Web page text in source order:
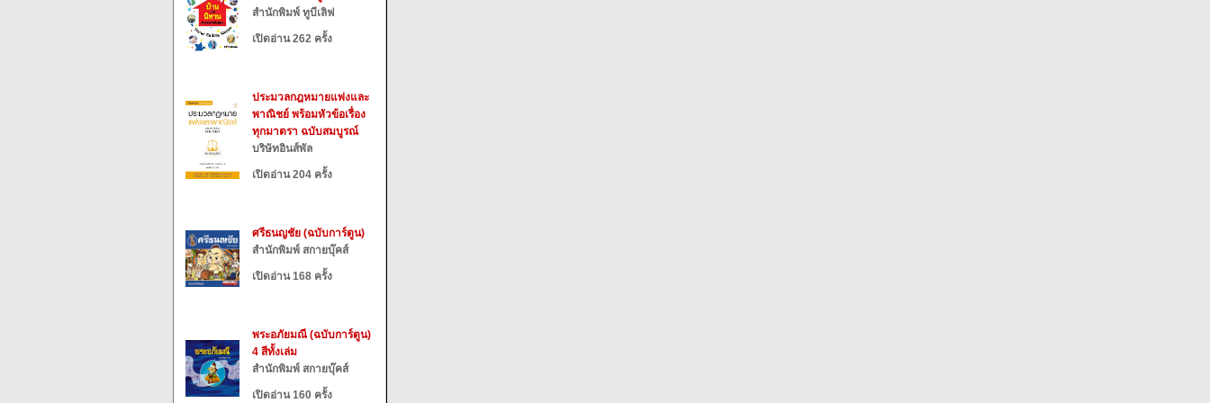
สำนักพิมพ์ ทูบีเลิฟ
เปิดอ่าน 262 ครั้ง
ประมวลกฎหมายแพ่งและ
พาณิชย์ พร้อมหัวข้อเรื่อง
ทุกมาตรา ฉบับสมบูรณ์
บริษัทอินส์พัล
เปิดอ่าน 204 ครั้ง
ศรีธนญชัย (ฉบับการ์ตูน)
สำนักพิมพ์ สกายบุ๊คส์
เปิดอ่าน 168 ครั้ง
พระอภัยมณี (ฉบับการ์ตูน)
4 สีทั้งเล่ม
สำนักพิมพ์ สกายบุ๊คส์
เปิดอ่าน 160 ครั้ง